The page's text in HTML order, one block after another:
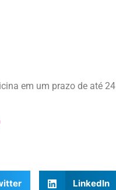
em um prazo de até 24
LinkedIn